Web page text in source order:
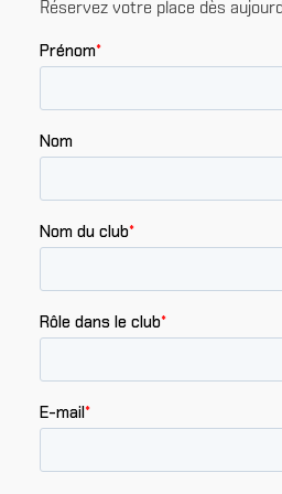
Réservez votre place dès